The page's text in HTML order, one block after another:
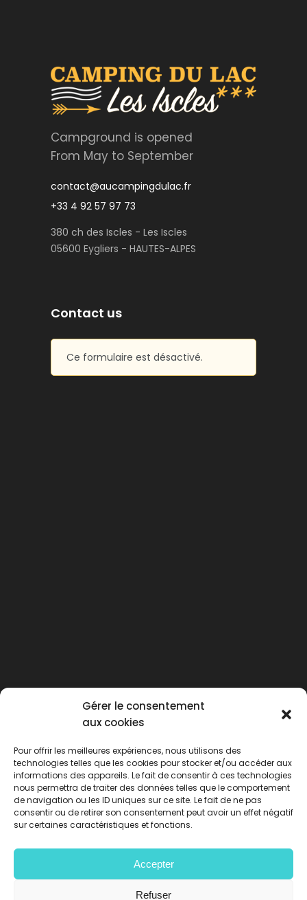
Gérer le consentement
aux cookies
Pour offrir les meilleures expériences, nous utilisons des
technologies telles que les cookies pour stocker et/ou accéder aux
informations des appareils. Le fait de consentir à ces technologies
nous permettra de traiter des données telles que le comportement
de navigation ou les ID uniques sur ce site. Le fait de ne pas
consentir ou de retirer son consentement peut avoir un effet négatif
sur certaines caractéristiques et fonctions.
Accepter
Refuser
Campground is opened
From May to September
contact@aucampingdulac.fr
+33 4 92 57 97 73
380 ch des Iscles - Les Iscles
05600 Eygliers - HAUTES-ALPES
Contact us
Ce formulaire est désactivé.
Privacy policy-Legal Notice-Terms and
Procedure rules